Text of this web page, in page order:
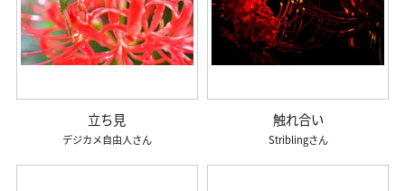
立ち見
デジカメ自由人
触れ合い
Stribling